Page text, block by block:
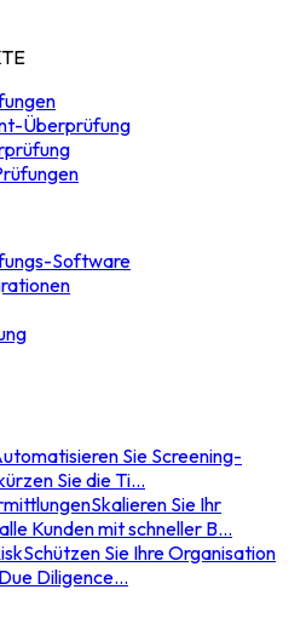
Überprüfung
Software
Sie Screening-
Sie die Ti...
Skalieren Sie Ihr
Kunden mit schneller B...
Schützen Sie Ihre Organisation
Diligence...